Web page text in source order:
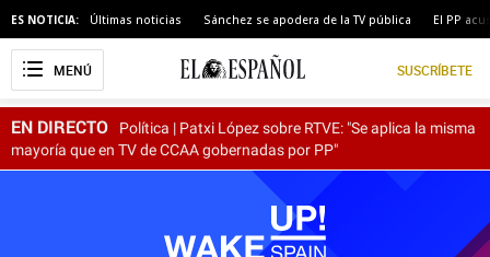
ES NOTICIA: Últimas noticias Sánchez se apodera de la TV pública El PP
Español
EN DIRECTO
Política | Patxi López sobre RTVE: "Se aplica la misma
mayoría que en TV de CCAA gobernadas por PP"